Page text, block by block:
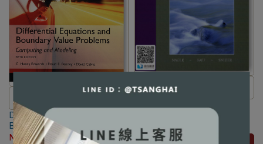
瑕疵換書不提供退貨與退款
✅訂購數量5本以上另有優惠，請
Differential Equations and
Boundary Value Problems 5/e
[Edwards] 9781292108773
NT$1,216NT$1,280
⛔書籍商品一經拆除膠膜，除非
✅訂購數量5本以上另有優惠，請
洽LINE客服訂購
Equations 7/e (內附光碟)
[Nagle] 9780321504760
NT$1,083NT$1,140